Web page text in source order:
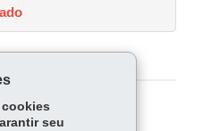
seu